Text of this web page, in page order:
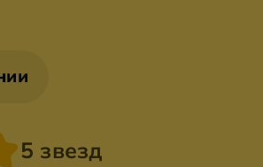
5 звезд